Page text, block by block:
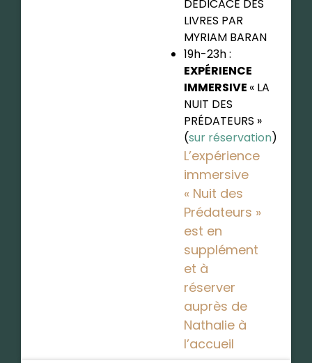
DÉDICACE DES
LIVRES PAR
MYRIAM BARAN
19h-23h :
EXPÉRIENCE
IMMERSIVE « LA
NUIT DES
PRÉDATEURS »
(sur réservation)
L’expérience
immersive
« Nuit des
Prédateurs »
est en
supplément
et à
réserver
auprès de
Nathalie à
l’accueil